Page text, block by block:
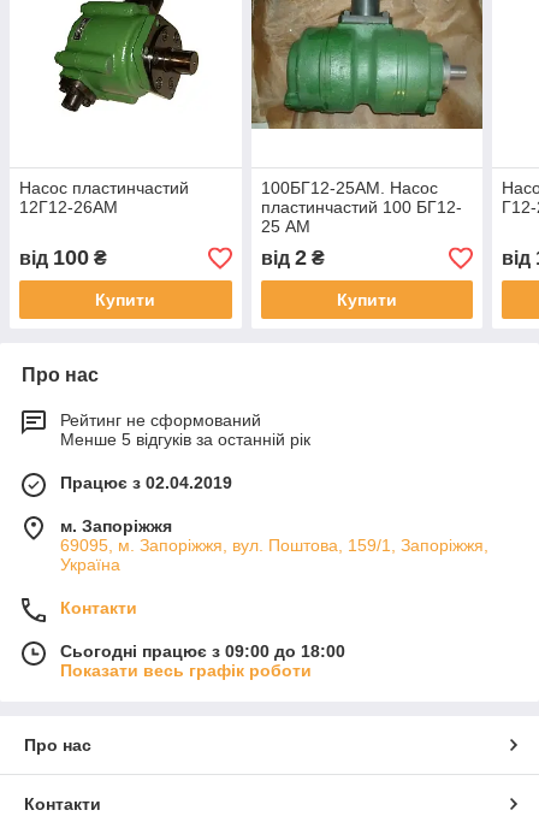
Насос пластинчастий
12Г12-26АМ
від 100 ₴
Купити
100БГ12-25АМ. Насос
пластинчастий 100 БГ12-
25 АМ
від 2₴
Купити
від
Про нас
Рейтинг не сформований
Менше 5 відгуків за останній рік
Працює з 02.04.2019
м. Запоріжжя
69095, м. Запоріжжя, вул. Поштова, 159/1, Запоріжжя,
Україна
Контакти
Сьогодні працює з 09:00 до 18:00
Показати весь графік роботи
Про нас
Контакти